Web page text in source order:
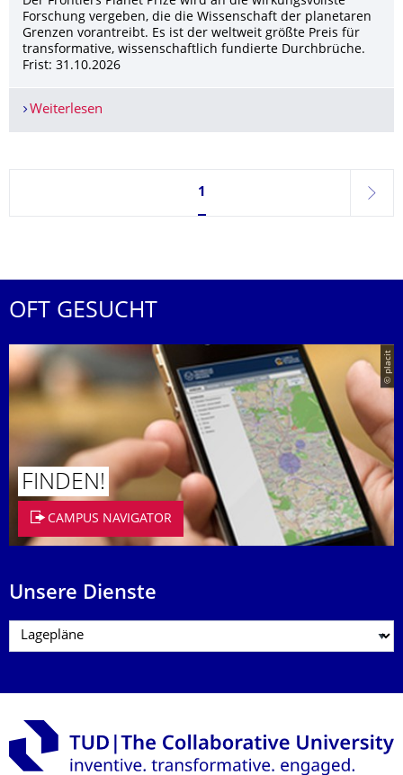
Forschung vergeben, die die Wissenschaft der planetaren
Grenzen vorantreibt. Es ist der weltweit größte Preis für
transformative, wissenschaftlich fundierte Durchbrüche.
Frist: 31.10.2026
Weiterlesen
Seite 1, aktuell ausgewählt
1
weiter
OFT GESUCHT
© placit
FINDEN!
CAMPUS NAVIGATOR
Unsere Dienste